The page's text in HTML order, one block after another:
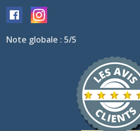
Note globale : 5/5